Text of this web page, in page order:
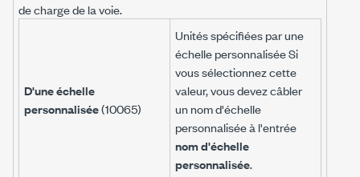
de charge de la voie.
D'une échelle
personnalisée(10065)
Unités spécifiées par une
échelle personnalisée Si
vous sélectionnez cette
valeur, vous devez câbler
un nom d'échelle
personnalisée à l'entrée
nom d'échelle
personnalisée.